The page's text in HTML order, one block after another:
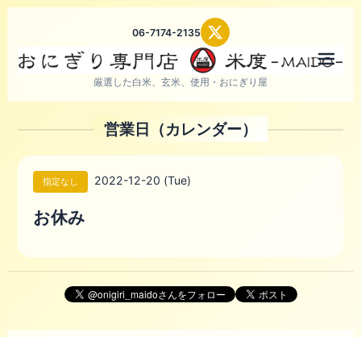
06-7174-2135
厳選した白米、玄米、使用・おにぎり屋
営業日（カレンダー）
指定なし 2022-12-20 (Tue)
お休み